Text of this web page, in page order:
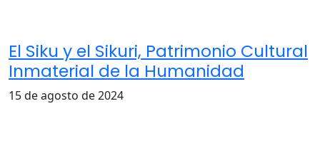
El Siku y el Sikuri, Patrimonio Cultural
Inmaterial de la Humanidad
15 de agosto de 2024